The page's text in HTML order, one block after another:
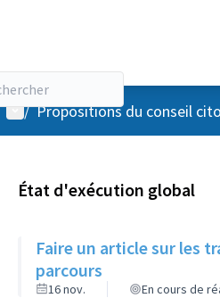
Menu utilisateur
/ Propositions du conseil
État d'exécution global
Faire un article sur les
parcours
16 nov. En cours de